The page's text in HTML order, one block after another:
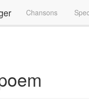
Chansons
poem